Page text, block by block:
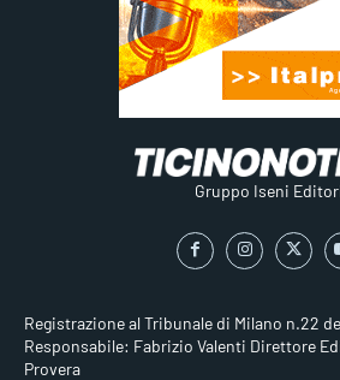
Gruppo Iseni
Registrazione al Tribunale di Milano n.22
Responsabile: Fabrizio Valenti Direttore
Provera